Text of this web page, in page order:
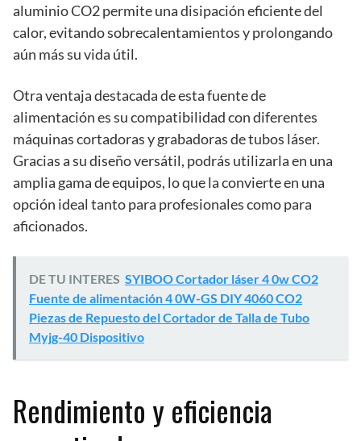
aluminio CO2 permite una disipación eficiente del
calor, evitando sobrecalentamientos y prolongando
aún más su vida útil.
Otra ventaja destacada de esta fuente de
alimentación es su compatibilidad con diferentes
máquinas cortadoras y grabadoras de tubos láser.
Gracias a su diseño versátil, podrás utilizarla en una
amplia gama de equipos, lo que la convierte en una
opción ideal tanto para profesionales como para
aficionados.
DE TU INTERES SYIBOO Cortador láser 4 0w CO2
Fuente de alimentación 4 0W-GS DIY 4060 CO2
Piezas de Repuesto del Cortador de Talla de Tubo
Myjg-40 Dispositivo
Rendimiento y eficiencia